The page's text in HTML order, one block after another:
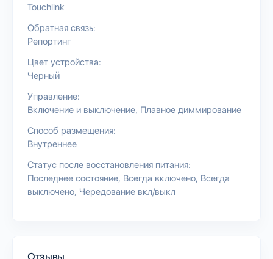
Touchlink
Обратная связь:
Репортинг
Цвет устройства:
Черный
Управление:
Включение и выключение Плавное диммирование
Способ размещения:
Внутреннее
Статус после восстановления питания:
Последнее состояние Всегда включено Всегда
выключено Чередование вкл/выкл
Отзывы